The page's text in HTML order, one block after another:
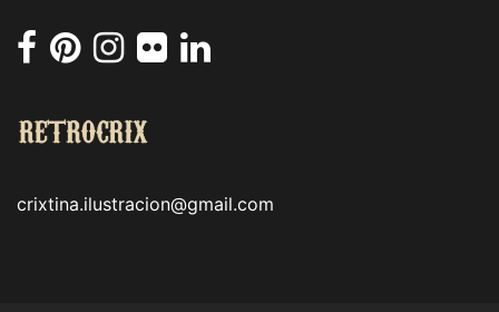
crixtina.ilustracion@gmail.com